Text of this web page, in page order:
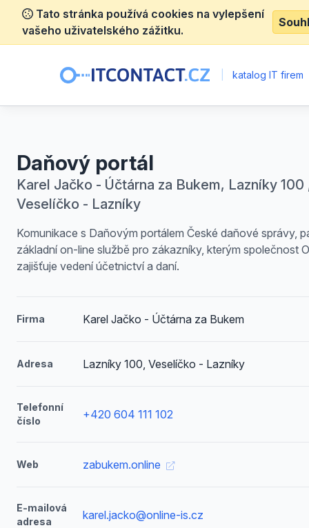
Tato stránka používá cookies na vylepšení
vašeho uživatelského zážitku.
katalog IT firem
Daňový portál
Karel Jačko - Účtárna za Bukem, Lazníky 100
Veselíčko - Lazníky
Komunikace s Daňovým portálem České daňové správy,
základní on-line službě pro zákazníky, kterým společnost
zajišťuje vedení účetnictví a daní.
Firma Karel Jačko - Účtárna za Bukem
Adresa Lazníky 100, Veselíčko - Lazníky
Telefonní
číslo
+420 604 111 102
Web zabukem.online
E-mailová
adresa
karel.jacko@online-is.cz